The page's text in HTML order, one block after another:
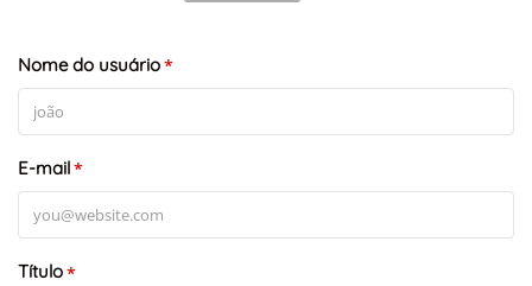
Leaflet
Nome do usuário*
E-mail*
Título*